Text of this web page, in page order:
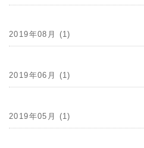
2019年08月 (1)
2019年06月 (1)
2019年05月 (1)